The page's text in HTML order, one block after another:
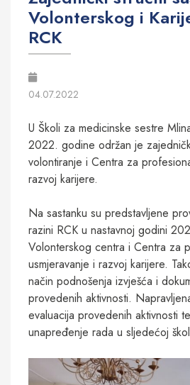
Volonterskog i
RCK
04.07.2022
U Školi za medicinske sestre
2022. godine održan je
volontiranje i Centra za
razvoj karijere.
Na sastanku su predstavljene
razini RCK u nastavnoj godini
Volonterskog centra i Centra za
usmjeravanje i razvoj karijere.
način podnošenja izvješća i
provedenih aktivnosti.
evaluacija provedenih aktivnosti
unapređenje rada u sljedećoj